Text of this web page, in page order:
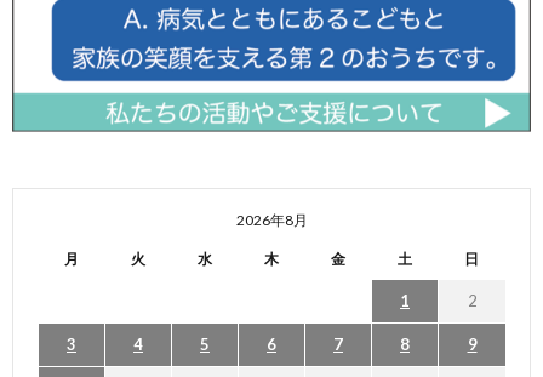
2026年8月
月 火 水 木 金 土 日
1 2
3 4 5 6 7 8 9